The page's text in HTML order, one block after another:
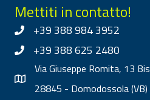
Mettiti in contatto!
+39 388 984 3952
+39 388 625 2480
Via Giuseppe Romita, 13 Bis
28845 - Domodossola (VB)